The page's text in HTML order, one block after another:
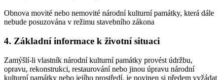
Obnova movité nebo nemovité národní kulturní památky, která dále
nebude posuzována v režimu stavebního zákona
4. Základní informace k životní situaci
Zamýšlí-li vlastník národní kulturní památky provést údržbu,
opravu, rekonstrukci, restaurování nebo jinou úpravu národní
kulturní památky nebo jejího prostředí, je povinen si předem vyžádat